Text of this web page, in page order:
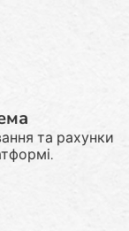
та рахунки